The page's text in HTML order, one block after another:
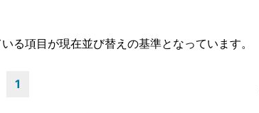
る項目が現在並び替えの基準となっています。
1